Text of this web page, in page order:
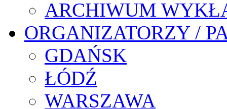
ARCHIWUM
ORGANIZATORZY /
GDAŃSK
ŁÓDŹ
WARSZAWA